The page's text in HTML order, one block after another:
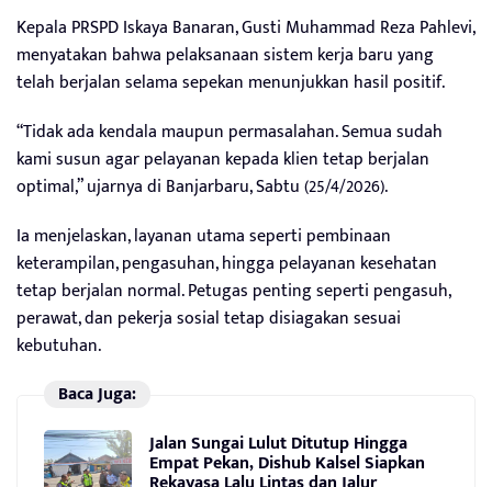
Kepala PRSPD Iskaya Banaran, Gusti Muhammad Reza Pahlevi,
menyatakan bahwa pelaksanaan sistem kerja baru yang
telah berjalan selama sepekan menunjukkan hasil positif.
“Tidak ada kendala maupun permasalahan. Semua sudah
kami susun agar pelayanan kepada klien tetap berjalan
optimal,” ujarnya di Banjarbaru, Sabtu (25/4/2026).
Ia menjelaskan, layanan utama seperti pembinaan
keterampilan, pengasuhan, hingga pelayanan kesehatan
tetap berjalan normal. Petugas penting seperti pengasuh,
perawat, dan pekerja sosial tetap disiagakan sesuai
kebutuhan.
Baca Juga:
Jalan Sungai Lulut Ditutup Hingga
Empat Pekan, Dishub Kalsel Siapkan